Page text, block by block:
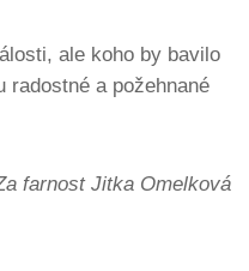
ale koho by bavilo
radostné a požehnané
farnost Jitka Omelková